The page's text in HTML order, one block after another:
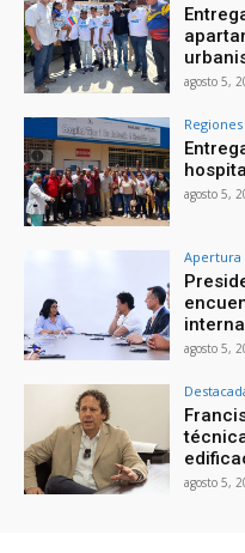
agosto 5,
Regiones
agosto 5,
Apertura
agosto 5,
agosto 5,